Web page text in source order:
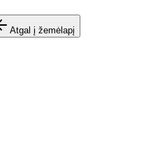
Atgal į žemėlapį